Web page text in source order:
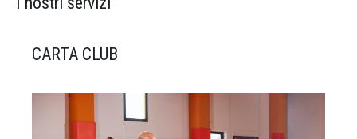
CARTA CLUB